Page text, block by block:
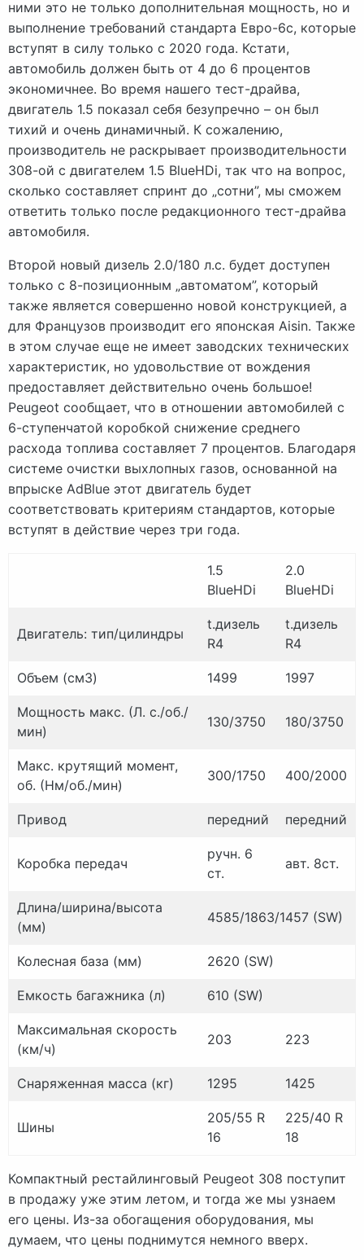
ними это не только дополнительная мощность, но и
выполнение требований стандарта Евро-6c, которые
вступят в силу только с 2020 года. Кстати,
автомобиль должен быть от 4 до 6 процентов
экономичнее. Во время нашего тест-драйва,
двигатель 1.5 показал себя безупречно – он был
тихий и очень динамичный. К сожалению,
производитель не раскрывает производительности
308-ой с двигателем 1.5 BlueHDi, так что на вопрос,
сколько составляет спринт до „сотни”, мы сможем
ответить только после редакционного тест-драйва
автомобиля.
Второй новый дизель 2.0/180 л.с. будет доступен
только с 8-позиционным „автоматом”, который
также является совершенно новой конструкцией, а
для Французов производит его японская Aisin. Также
в этом случае еще не имеет заводских технических
характеристик, но удовольствие от вождения
предоставляет действительно очень большое!
Peugeot сообщает, что в отношении автомобилей с
6-ступенчатой коробкой снижение среднего
расхода топлива составляет 7 процентов. Благодаря
системе очистки выхлопных газов, основанной на
впрыске AdBlue этот двигатель будет
соответствовать критериям стандартов, которые
вступят в действие через три года.
1.5
BlueHDi
2.0
BlueHDi
Двигатель: тип/цилиндры
t.дизель
R4
t.дизель
R4
Объем (см3) 1499 1997
Мощность макс. (Л. с./об./
мин)
130/3750 180/3750
Макс. крутящий момент,
об. (Нм/об./мин)
300/1750 400/2000
Привод передний передний
Коробка передач
ручн. 6
ст.
авт. 8ст.
Длина/ширина/высота
(мм)
4585/1863/1457 (SW)
Колесная база (мм) 2620 (SW)
Емкость багажника (л) 610 (SW)
Максимальная скорость
(км/ч)
203 223
Снаряженная масса (кг) 1295 1425
Шины
205/55 R
16
225/40 R
18
Компактный рестайлинговый Peugeot 308 поступит
в продажу уже этим летом, и тогда же мы узнаем
его цены. Из-за обогащения оборудования, мы
думаем, что цены поднимутся немного вверх.